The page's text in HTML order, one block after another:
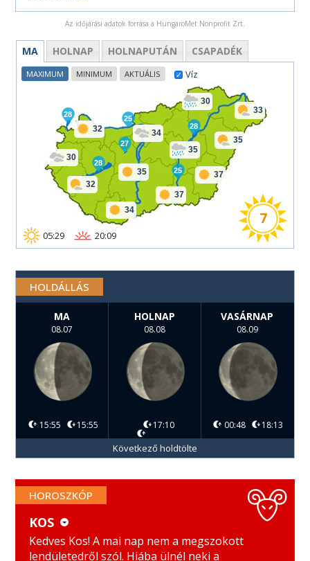
Az időjárási adatok forrása a HungaroMet Nonprofit Zrt.
MA HOLNAP HOLNAPUTÁN CSAPADÉK
32
30
32
35
34
37
35
34
30
37
35
33
28
28
27
25
25
28
05:29 20:09
7
Víz
MAXIMUM MINIMUM AKTUÁLIS
HOLDÁLLÁS
MA
08.07
15:55 15:55
HOLNAP
08.08
17:10
VASÁRNAP
08.09
00:48 18:13
Következő holdtölte
HOROSZKÓP
KOS
KOS
Kedves Kos! A mai nap nem a megszokott
lendületedről szól. Hiába ülnél neki a